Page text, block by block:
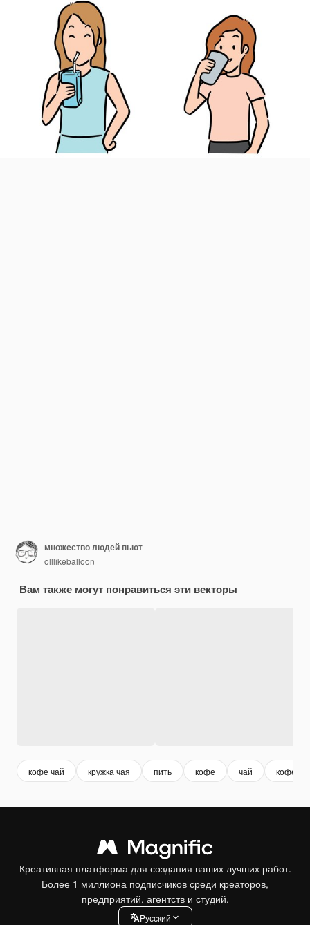
множество людей пьют
olllikeballoon
Вам также могут понравиться эти векторы
кофе чай кружка чая пить кофе чай кофе
Креативная платформа для создания ваших лучших работ.
Более 1 миллиона подписчиков среди креаторов,
предприятий, агентств и студий.
Pусский